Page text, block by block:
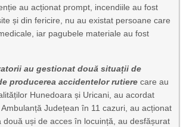
au acționat prompt, incendiile au fost
și din fericire, nu au existat persoane care
iar pagubele materiale au fost
au gestionat două situații de
producerea accidentelor rutiere care au
Hunedoara și Uricani, au acordat
Județean în 11 cazuri, au acționat
două uși de acces în locuință, au desfășurat